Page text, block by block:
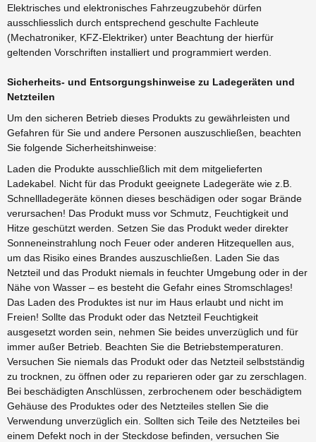
Elektrisches und elektronisches Fahrzeugzubehör dürfen
ausschliesslich durch entsprechend geschulte Fachleute
(Mechatroniker, KFZ-Elektriker) unter Beachtung der hierfür
geltenden Vorschriften installiert und programmiert werden.
Sicherheits- und Entsorgungshinweise zu Ladegeräten und
Netzteilen
Um den sicheren Betrieb dieses Produkts zu gewährleisten und
Gefahren für Sie und andere Personen auszuschließen, beachten
Sie folgende Sicherheitshinweise:
Laden die Produkte ausschließlich mit dem mitgelieferten
Ladekabel. Nicht für das Produkt geeignete Ladegeräte wie z.B.
Schnellladegeräte können dieses beschädigen oder sogar Brände
verursachen! Das Produkt muss vor Schmutz, Feuchtigkeit und
Hitze geschützt werden. Setzen Sie das Produkt weder direkter
Sonneneinstrahlung noch Feuer oder anderen Hitzequellen aus,
um das Risiko eines Brandes auszuschließen. Laden Sie das
Netzteil und das Produkt niemals in feuchter Umgebung oder in der
Nähe von Wasser – es besteht die Gefahr eines Stromschlages!
Das Laden des Produktes ist nur im Haus erlaubt und nicht im
Freien! Sollte das Produkt oder das Netzteil Feuchtigkeit
ausgesetzt worden sein, nehmen Sie beides unverzüglich und für
immer außer Betrieb. Beachten Sie die Betriebstemperaturen.
Versuchen Sie niemals das Produkt oder das Netzteil selbstständig
zu trocknen, zu öffnen oder zu reparieren oder gar zu zerschlagen.
Bei beschädigten Anschlüssen, zerbrochenem oder beschädigtem
Gehäuse des Produktes oder des Netzteiles stellen Sie die
Verwendung unverzüglich ein. Sollten sich Teile des Netzteiles bei
einem Defekt noch in der Steckdose befinden, versuchen Sie